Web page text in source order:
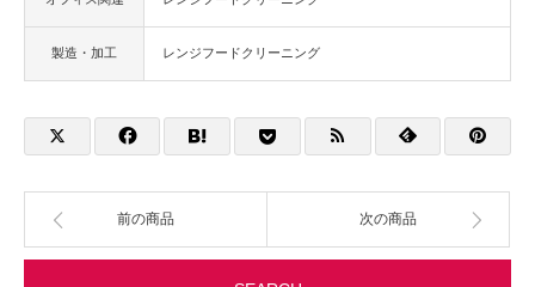
製造・加工 レンジフードクリーニング
前の商品 次の商品
店舗・建築
物流・運送